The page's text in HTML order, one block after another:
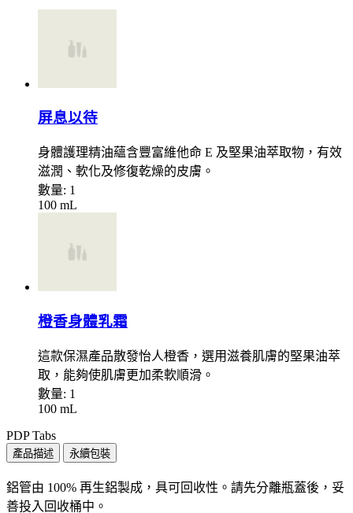
屏息以待
身體護理精油蘊含豐富維他命 E 及堅果油萃取物，有效
滋潤、軟化及修復乾燥的皮膚。
數量: 1
100 mL
橙香身體乳霜
這款保濕產品散發怡人橙香，選用滋養肌膚的堅果油萃
取，能夠使肌膚更加柔軟順滑。
數量: 1
100 mL
PDP Tabs
產品描述 永續包裝
鋁管由 100% 再生鋁製成，具可回收性。請先分離瓶蓋後，妥
善投入回收桶中。